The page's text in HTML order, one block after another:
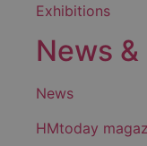
Exhibitions
News
News
HMtoday